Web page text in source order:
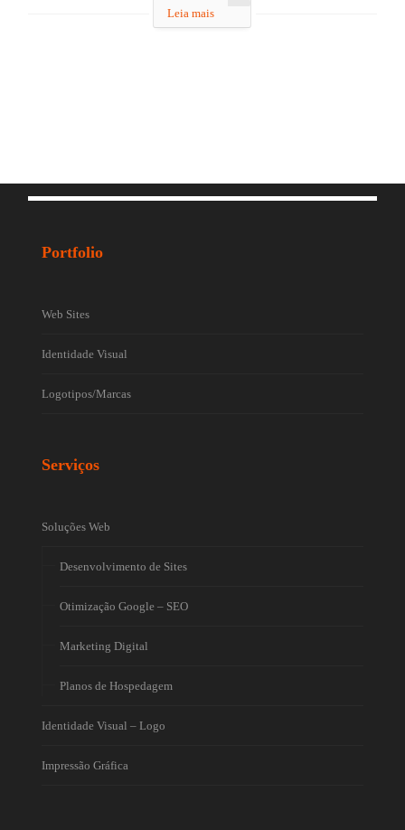
Leia mais
Portfolio
Web Sites
Identidade Visual
Logotipos/Marcas
Serviços
Soluções Web
Desenvolvimento de Sites
Otimização Google – SEO
Marketing Digital
Planos de Hospedagem
Identidade Visual – Logo
Impressão Gráfica